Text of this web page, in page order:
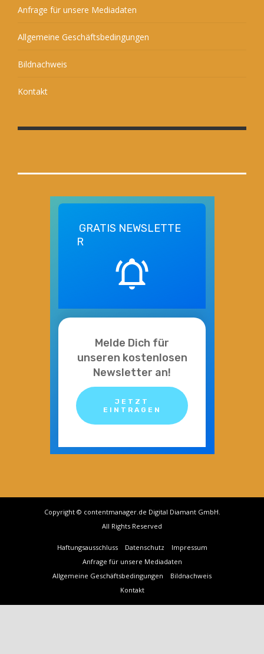
Anfrage für unsere Mediadaten
Allgemeine Geschäftsbedingungen
Bildnachweis
Kontakt
GRATIS NEWSLETTE
R
Melde Dich für
unseren kostenlosen
Newsletter an!
JETZT
EINTRAGEN
Copyright © contentmanager.de Digital Diamant GmbH.
All Rights Reserved
Haftungsausschluss Datenschutz
Impressum
Anfrage für unsere Mediadaten
Allgemeine Geschäftsbedingungen
Bildnachweis
Kontakt